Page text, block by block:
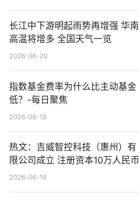
长江中下游明起雨势再增强 华南
高温将增多 全国天气一览
2026-06-20
指数基金费率为什么比主动基金
低？-每日聚焦
2026-06-19
热文：吉威智控科技（惠州）有
限公司成立 注册资本10万人民币
2026-06-19